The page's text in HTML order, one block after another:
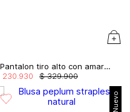
Pantalon tiro alto con amarre en bota
$ 329.900
230 930
Nuevo